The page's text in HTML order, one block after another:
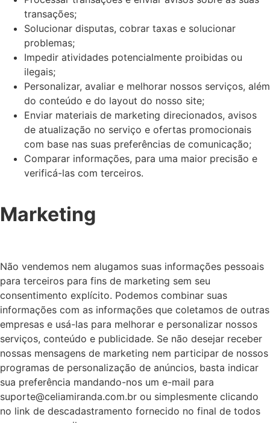
transações;
Solucionar disputas, cobrar taxas e solucionar
problemas;
Impedir atividades potencialmente proibidas ou
ilegais;
Personalizar, avaliar e melhorar nossos serviços, além
do conteúdo e do layout do nosso site;
Enviar materiais de marketing direcionados, avisos
de atualização no serviço e ofertas promocionais
com base nas suas preferências de comunicação;
Comparar informações, para uma maior precisão e
verificá-las com terceiros.
Marketing
Não vendemos nem alugamos suas informações pessoais
para terceiros para fins de marketing sem seu
consentimento explícito. Podemos combinar suas
informações com as informações que coletamos de outras
empresas e usá-las para melhorar e personalizar nossos
serviços, conteúdo e publicidade. Se não desejar receber
nossas mensagens de marketing nem participar de nossos
programas de personalização de anúncios, basta indicar
sua preferência mandando-nos um e-mail para
suporte@celiamiranda.com.br ou simplesmente clicando
no link de descadastramento fornecido no final de todos